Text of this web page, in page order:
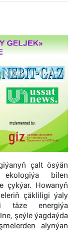
çalt ösýän
bilen
çykýar. Howanyň
çäkliligi ýaly
täze energiýa
şeýle ýagdaýda
alynýan